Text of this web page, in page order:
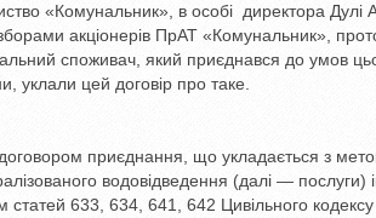
«Комунальник», в особі директора Дулі
акціонерів ПрАТ «Комунальник»,
споживач, який приєднався до умов
уклали цей договір про таке.
приєднання, що укладається з
водовідведення (далі — послуги)
633, 634, 641, 642 Цивільного кодексу